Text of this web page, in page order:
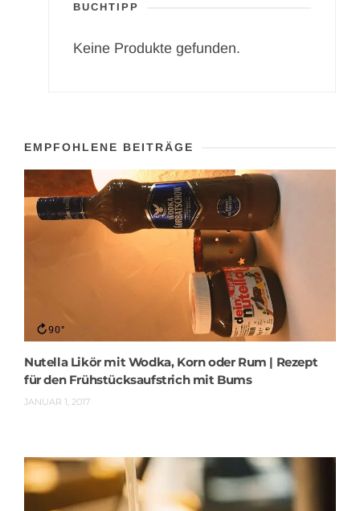
BUCHTIPP
Keine Produkte gefunden.
EMPFOHLENE BEITRÄGE
Nutella Likör mit Wodka, Korn oder Rum | Rezept
für den Frühstücksaufstrich mit Bums
JANUAR 1, 2017